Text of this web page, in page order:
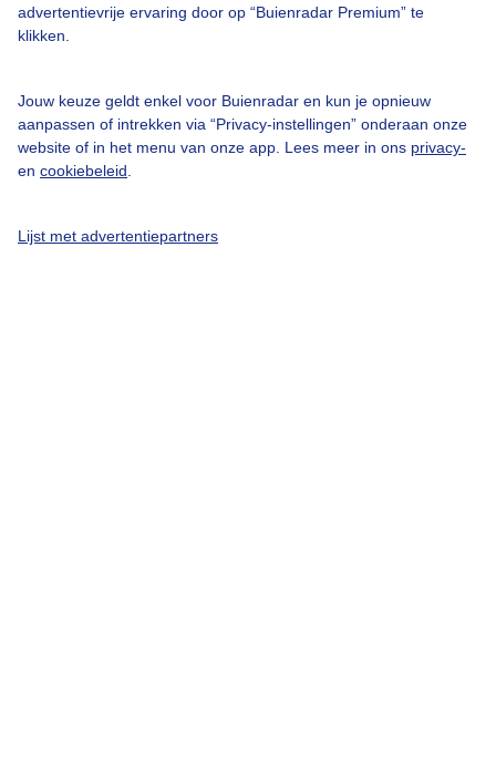
advertentievrije ervaring door op “Buienradar Premium” te
klikken.
Jouw keuze geldt enkel voor Buienradar en kun je opnieuw
aanpassen of intrekken via “Privacy-instellingen” onderaan onze
website of in het menu van onze app. Lees meer in ons privacy-
en cookiebeleid
Lijst met advertentiepartners
Door: public Gemaakt: 16-09-2025, 79x bekeken
Bekijk slideshow